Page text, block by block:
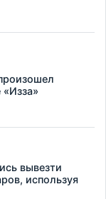
вывезти
используя